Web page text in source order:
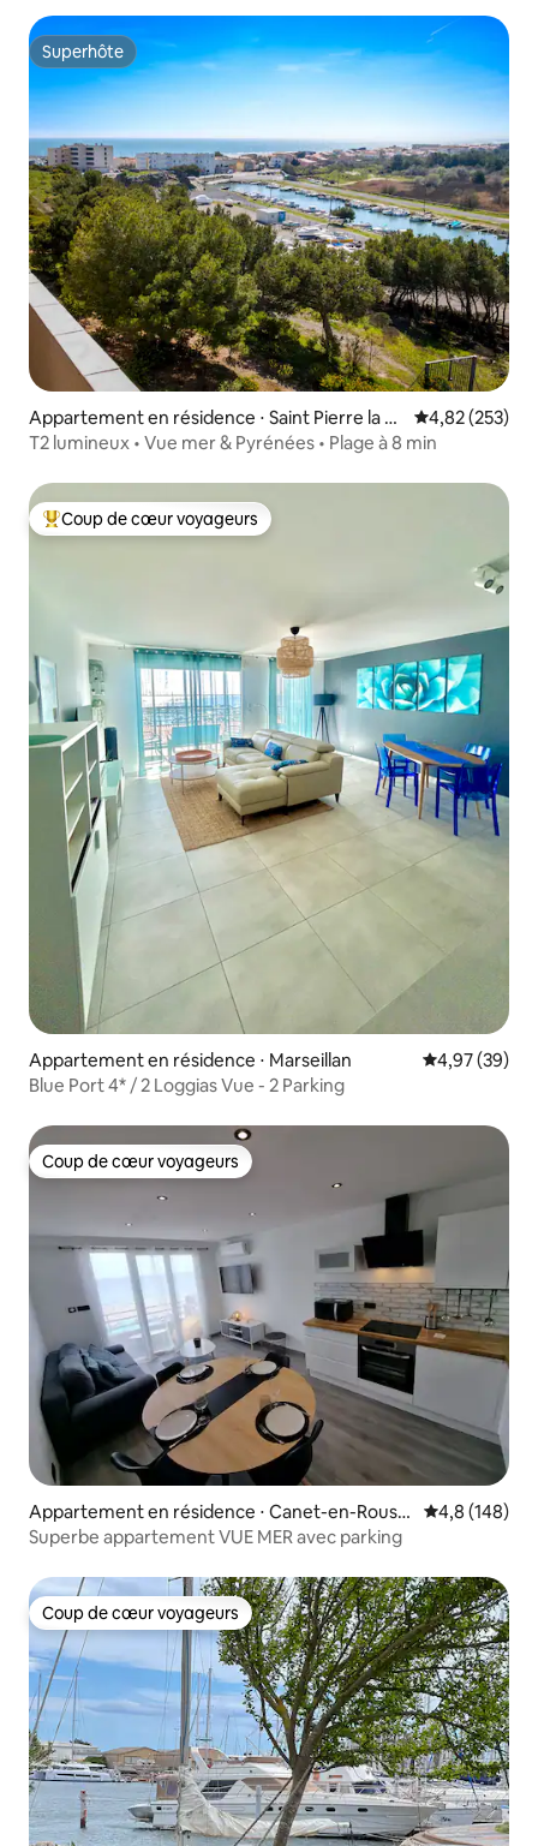
Superhôte
Superhôte
Appartement en résidence ⋅ Saint Pierre la m
er
Évaluation
4,82 (253)
T2 lumineux • Vue mer & Pyrénées • Plage à 8 min
Coups de cœur voyageurs les plus appréciés
Coup de cœur voyageurs
Appartement en résidence ⋅ Marseillan Évaluation
4,97 (39)
Blue Port 4* / 2 Loggias Vue - 2 Parking
Coup de cœur voyageurs
Coup de cœur voyageurs
Appartement en résidence ⋅ Canet-en-Roussil
lon
Évaluation
4,8 (148)
Superbe appartement VUE MER avec parking
Coup de cœur voyageurs
Coup de cœur voyageurs